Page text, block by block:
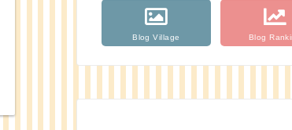
Blog Village Blog